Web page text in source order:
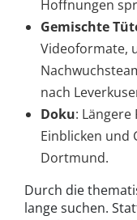
Hoffnungen
Gemischte
Videoformate,
nach
Doku:
Einblicken und
Dortmund.
Durch die
lange suchen.